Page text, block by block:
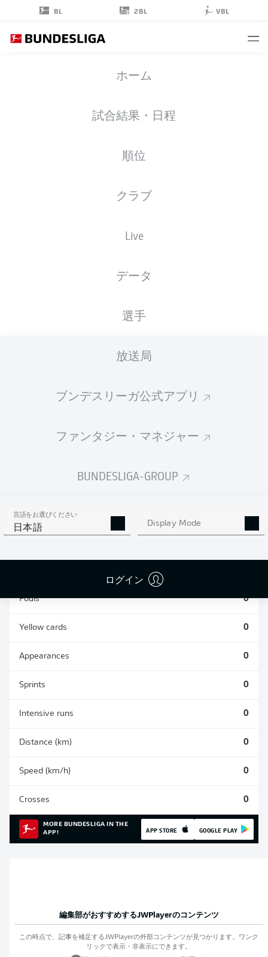
BL 2BL VBL
ホーム
試合結果・日程
順位
クラブ
Live
データ
選手
放送局
ブンデスリーガ公式アプリ
ファンタジー・マネジャー
BUNDESLIGA-GROUP
言語をお選びください
日本語 Display Mode
ログイン
統計 シーズン 2026/2027
TACKLES WON
Fouls 0
Yellow cards 0
Appearances 0
Sprints 0
Intensive runs 0
Distance (km) 0
Speed (km/h) 0
Crosses 0
MORE BUNDESLIGA IN THE
APP!
APP STORE GOOGLE PLAY
編集部がおすすめするJWPlayerのコンテンツ
この時点で、記事を補足するJWPlayerの外部コンテンツが見つかります。ワンク
リックで表示・非表示にできます。